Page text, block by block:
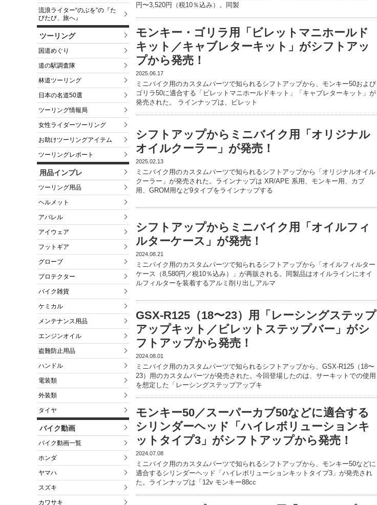
流浪ライター“のぶを”の『た
びたび、旅へ』
ツーリング
国道めぐり
道の駅調査隊
林道ツーリング
日本の名道50選
ツーリング情報局
女性ライダーツーリング
お助けツーリングアイテム
ツーリングレポート
用品インプレ
ツーリング用品
ヘルメット
アパレル
アイウェア
フットギア
グローブ
プロテクター
バイク雑貨
ケミカル
メンテナンス用品
エンジンオイル
盗難防止用品
ハンドル
電装類
外装類
タイヤ
バイク動画
バイク動画一覧
ホンダ
ヤマハ
スズキ
カワサキ
円〜3,520円（税10％込み）。同製
モンキー・ゴリラ用「ビレットマニホールド
キット／キャブレターキット」がシフトアッ
プから発売！
2025.06.17
ミニバイク用のカスタムパーツで知られるシフトアップから、モンキー50および
ゴリラ50に適合する「ビレットマニホールドキット」「キャブレターキット」が
発売された。 ラインナップは、ビレット
シフトアップからミニバイク用「オリジナル
オイルクーラー」が発売！
2025.02.13
ミニバイク用のカスタムパーツで知られるシフトアップから「オリジナルオイル
クーラー」が発売された。ラインナップは XR/APE 系用、モンキー用、カブ
用、GROM用など9タイプをラインナップする
シフトアップからミニバイク用「オイルフィ
ルターケース」が発売！
2024.08.21
ミニバイク用のカスタムパーツで知られるシフトアップから「オイルフィルター
ケース（8,580円／税10％込み）」が再販される。同製品はオイルラインにオイ
ルフィルターを装着するアルミ削り出しアルマ
GSX-R125（18〜23）用「レーシングステップ
アップキット／ビレットステップバー」がシ
フトアップから発売！
2024.08.01
ミニバイク用のカスタムパーツで知られるシフトアップから、GSX-R125（18〜
23）用のカスタムパーツが発売された。今回登場したのは、サーキットでの使用
を想定した「レーシングステップアップキ
モンキー50／スーパーカブ50などに適合する
シリンダーヘッド「ハイレボリューションキ
ットタイプ3」がシフトアップから発売！
2024.07.08
ミニバイク用のカスタムパーツで知られるシフトアップから、モンキー50などに
適合するシリンダーヘッド「ハイレボリューションキットタイプ3」が発売され
た。ラインナップは「12v モンキー88cc